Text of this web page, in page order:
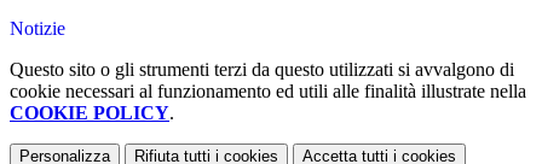
Notizie
Questo sito o gli strumenti terzi da questo utilizzati si avvalgono di
cookie necessari al funzionamento ed utili alle finalità illustrate nella
COOKIE POLICY.
Personalizza Rifiuta tutti i cookies Accetta tutti i cookies